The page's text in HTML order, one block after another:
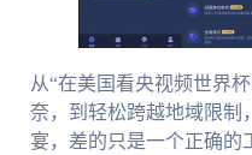
从“在美国看央视频世界
奈，到轻松跨越地域限制
宴，差的只是一个正确的